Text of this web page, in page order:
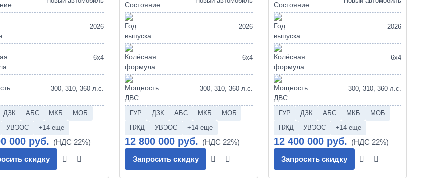
2026
6х4
300, 310, 360 л.с.
ДЗК АБС МКБ
МОБ
УВЭОС +14 еще
000 руб.
скидку
2026
6х4
300, 310, 360 л.с.
ГУР ДЗК АБС МКБ
МОБ
ПЖД
УВЭОС +14 еще
12 800 000 руб.
Запросить скидку
2026
6х4
300, 310, 360 л.с.
ГУР ДЗК АБС МКБ
МОБ
ПЖД
УВЭОС +14 еще
12 400 000 руб.
Запросить скидку